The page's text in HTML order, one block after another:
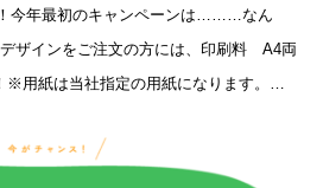
今年最初のキャンペーンは………なん
ザインをご注文の方には、印刷料 A4両
※用紙は当社指定の用紙になります。期